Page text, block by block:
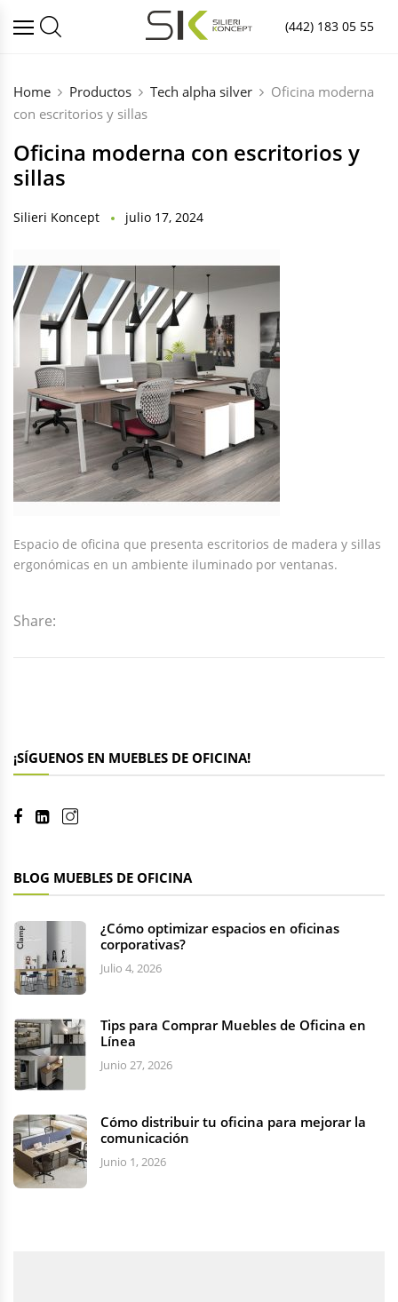
(442) 183 05 55
Home Productos Tech alpha silver
Oficina moderna
con escritorios y sillas
Oficina moderna con escritorios y
sillas
Silieri Koncept julio 17, 2024
Espacio de oficina que presenta escritorios de madera y sillas
ergonómicas en un ambiente iluminado por ventanas.
Share:
¡SÍGUENOS EN MUEBLES DE OFICINA!
BLOG MUEBLES DE OFICINA
¿Cómo optimizar espacios en oficinas
corporativas?
Julio 4, 2026
Tips para Comprar Muebles de Oficina en
Línea
Junio 27, 2026
Cómo distribuir tu oficina para mejorar la
comunicación
Junio 1, 2026